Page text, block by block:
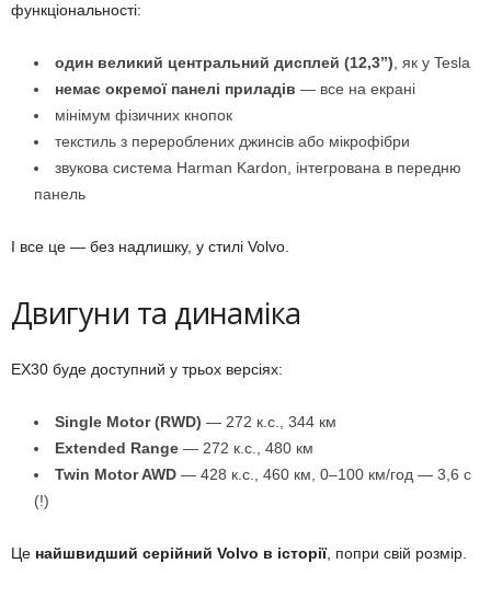
функціональності:
один великий центральний дисплей (12,3”) , як у Tesla
немає окремої панелі приладів — все на екрані
мінімум фізичних кнопок
текстиль з перероблених джинсів або мікрофібри
звукова система Harman Kardon, інтегрована в передню
панель
І все це — без надлишку, у стилі Volvo.
Двигуни та динаміка
EX30 буде доступний у трьох версіях:
Single Motor (RWD) — 272 к.с., 344 км
Extended Range — 272 к.с., 480 км
Twin Motor AWD — 428 к.с., 460 км, 0–100 км/год — 3,6 с
(!)
Це найшвидший серійний Volvo в історії, попри свій розмір.